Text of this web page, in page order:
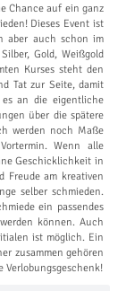
Chance auf ein ganz
Dieses Event ist
aber auch schon im
Gold, Weißgold
Kurses steht den
Tat zur Seite, damit
an die eigentliche
über die spätere
werden noch Maße
Wenn alle
Geschicklichkeit in
Freude am kreativen
selber schmieden.
ein passendes
können. Auch
ist möglich. Ein
zusammen gehören
Verlobungsgeschenk!